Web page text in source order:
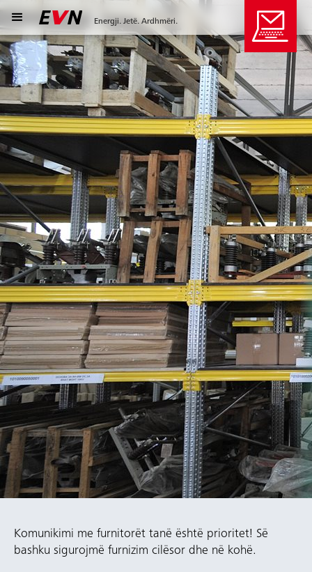
Energji. Jetë. Ardhmëri.
Komunikimi me furnitorët tanë është prioritet! Së
bashku sigurojmë furnizim cilësor dhe në kohë.